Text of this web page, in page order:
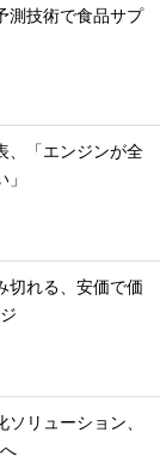
測技術で食品サプ
、「エンジンが全
切れる、安価で価
ソリューション、